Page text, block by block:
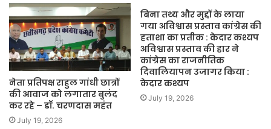
नेता प्रतिपक्ष राहुल गांधी छात्रों
की आवाज को लगातार बुलंद
कर रहे – डॉ. चरणदास महंत
July 19, 2026
बिना तथ्य और मुद्दों के लाया
गया अविश्वास प्रस्ताव कांग्रेस की
हताशा का प्रतीक : केदार कश्यप
अविश्वास प्रस्ताव की हार ने
कांग्रेस का राजनीतिक
दिवालियापन उजागर किया :
केदार कश्यप
July 19, 2026